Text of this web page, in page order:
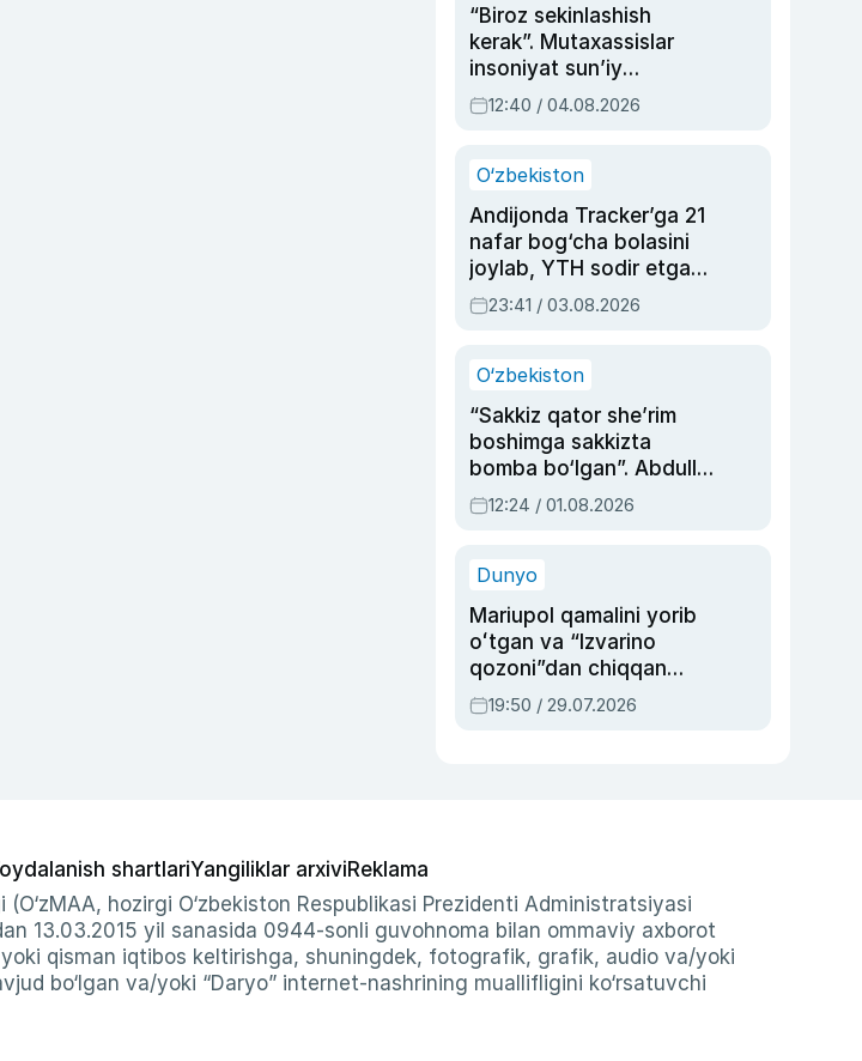
“Biroz sekinlashish
kerak”. Mutaxassislar
insoniyat sun’iy
intellektni boshqara
olmay qolishidan xavotir
12:40 / 04.08.2026
O‘zbekiston
Andijonda Tracker’ga 21
nafar bog‘cha bolasini
joylab, YTH sodir etgan
ayolga sud hukmi o‘qildi
23:41 / 03.08.2026
O‘zbekiston
“Sakkiz qator she’rim
boshimga sakkizta
bomba bo‘lgan”. Abdulla
Oripovni siyosiy
ayblovlardan asrab
12:24 / 01.08.2026
Dunyo
Mariupol qamalini yorib
oʻtgan va “Izvarino
qozoni”dan chiqqan
qahramon — Ukraina
armiyasi bosh
19:50 / 29.07.2026
shartlariYangiliklar arxiviReklama
hozirgi O‘zbekiston Respublikasi Prezidenti Administratsiyasi
13.03.2015 yil sanasida 0944-sonli guvohnoma bilan ommaviy axborot
qisman iqtibos keltirishga, shuningdek, fotografik, grafik, audio va/yoki
bo‘lgan va/yoki “Daryo” internet-nashrining muallifligini ko‘rsatuvchi